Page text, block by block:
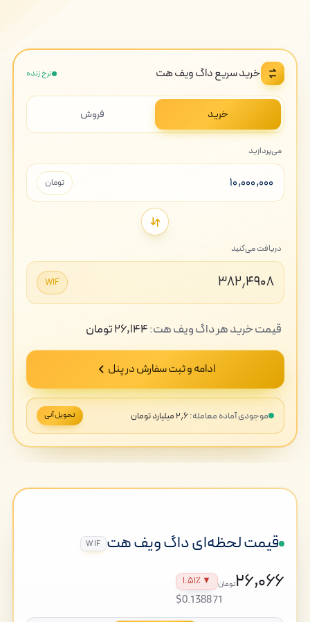
خرید سریع داگ ویف هت نرخ زنده
خرید فروش
می‌پردازید
تومان
دریافت می‌کنید
۳۸۲٫۴۹۰۸ WIF
قیمتخریدهر داگ ویف هت:۲۶,۱۴۴تومان
ادامه و ثبت سفارش در پنل
موجودی آماده معامله:۲٫۶ میلیارد تومان تحویل آنی
قیمت لحظه‌ای داگ ویف هت WIF
۲۶,۰۶۶تومان ▼ ۱.۵۱٪
$0.138871